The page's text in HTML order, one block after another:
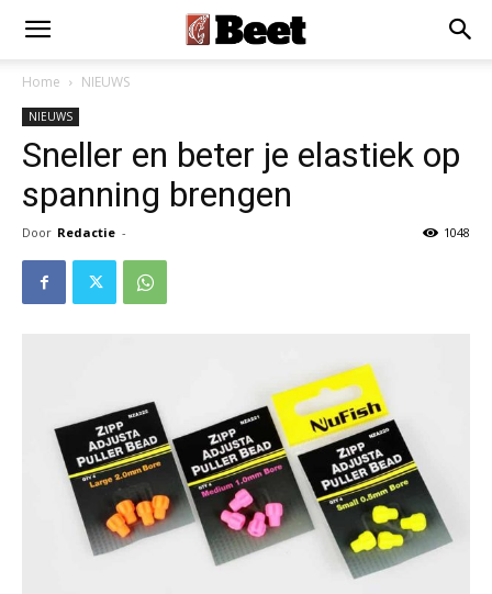
Home NIEUWS
NIEUWS
Sneller en beter je elastiek op
spanning brengen
Door Redactie - 1048
Installeren